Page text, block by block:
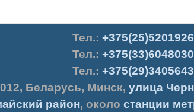
Тел.: +375(25)5201926
Тел.: +375(33)6048030
Тел.: +375(29)3405643
, Беларусь, Минск, улица
район, около станции